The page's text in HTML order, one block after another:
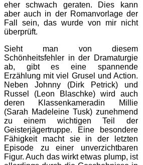
eher schwach geraten. Dies kann
aber auch in der Romanvorlage der
Fall sein, das wurde von mir nicht
überprüft.
Sieht man von diesem
Schönheitsfehler in der Dramaturgie
ab, gibt es eine spannende
Erzählung mit viel Grusel und Action.
Neben Johnny (Dirk Petrick) und
Russel (Leon Blaschke) wird auch
deren Klassenkameradin Millie
(Sarah Madeleine Tusk) zunehmend
zu einem wichtigen Teil der
Geisterjägertruppe. Eine besondere
Fähigkeit macht sie in der letzten
Episode zu einer unverzichtbaren
Figur. Auch das wirkt etwas plump, ist